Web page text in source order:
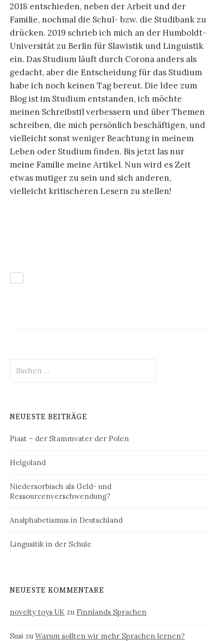
2018 entschieden, neben der Arbeit und der
Familie, nochmal die Schul- bzw. die Studibank zu
drücken. 2019 schrieb ich mich an der Humboldt-
Universität zu Berlin für Slawistik und Linguistik
ein. Das Studium läuft durch Corona anders als
gedacht, aber die Entscheidung für das Studium
habe ich noch keinen Tag bereut. Die Idee zum
Blog ist im Studium entstanden, ich möchte
meinen Schreibstil verbessern und über Themen
schreiben, die mich persönlich beschäftigen, und
vielleicht sonst weniger Beachtung in meinem
Leben oder Studium finden. Bis jetzt las nur
meine Familie meine Artikel. Nun wird es Zeit
etwas mutiger zu sein und sich anderen,
vielleicht kritischeren Lesern zu stellen!
nach:
NEUESTE BEITRÄGE
Piast – der Stammvater der Polen
Helgoland
Niedersorbisch als Geld- und
Ressourcenverschwendung?
Analphabetismus in Deutschland
Lingusitik in der Schule
NEUESTE KOMMENTARE
novelty toys UK zu Finnlands Sprachen
Susi zu Warum sollten wir mehr Sprachen lernen?